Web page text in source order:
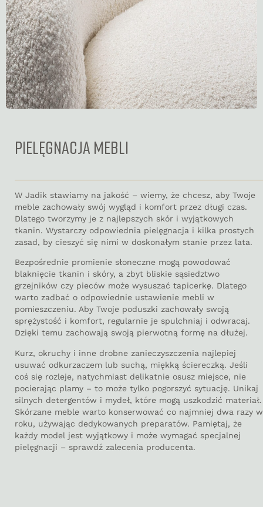
PIELĘGNACJA MEBLI
W Jadik stawiamy na jakość – wiemy, że chcesz, aby Twoje
meble zachowały swój wygląd i komfort przez długi czas.
Dlatego tworzymy je z najlepszych skór i wyjątkowych
tkanin. Wystarczy odpowiednia pielęgnacja i kilka prostych
zasad, by cieszyć się nimi w doskonałym stanie przez lata.
Bezpośrednie promienie słoneczne mogą powodować
blaknięcie tkanin i skóry, a zbyt bliskie sąsiedztwo
grzejników czy pieców może wysuszać tapicerkę. Dlatego
warto zadbać o odpowiednie ustawienie mebli w
pomieszczeniu. Aby Twoje poduszki zachowały swoją
sprężystość i komfort, regularnie je spulchniaj i odwracaj.
Dzięki temu zachowają swoją pierwotną formę na dłużej.
Kurz, okruchy i inne drobne zanieczyszczenia najlepiej
usuwać odkurzaczem lub suchą, miękką ściereczką. Jeśli
coś się rozleje, natychmiast delikatnie osusz miejsce, nie
pocierając plamy – to może tylko pogorszyć sytuację. Unikaj
silnych detergentów i mydeł, które mogą uszkodzić materiał.
Skórzane meble warto konserwować co najmniej dwa razy w
roku, używając dedykowanych preparatów. Pamiętaj, że
każdy model jest wyjątkowy i może wymagać specjalnej
pielęgnacji – sprawdź zalecenia producenta.